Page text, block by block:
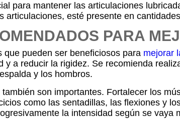
para mantener las articulaciones
articulaciones, esté presente en
PARA
pueden ser beneficiosos para mejorar
y a reducir la rigidez. Se recomienda
y los hombros.
son importantes. Fortalecer los
como las sentadillas, las flexiones y
la intensidad según se vaya